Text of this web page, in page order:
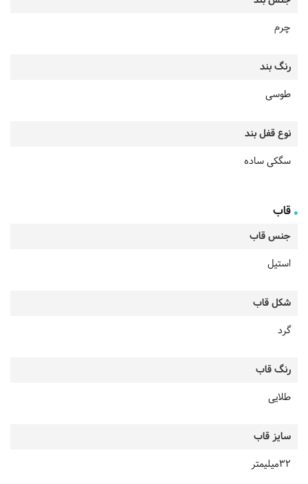
چرم
رنگ بند
طوسی
نوع قفل بند
سگکی ساده
قاب
جنس قاب
استیل
شکل قاب
گرد
رنگ قاب
طلایی
سایز قاب
32میلیمتر